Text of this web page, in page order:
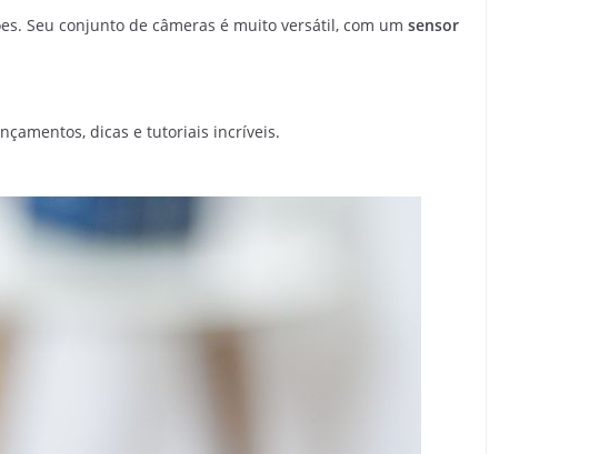
Seu conjunto de câmeras é muito versátil, com um sensor
dicas e tutoriais incríveis.